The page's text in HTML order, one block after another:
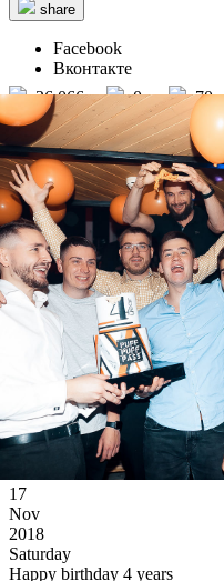
share
Facebook
Вконтакте
26 066
0
70
12
Puff Puff Pass Hookah Bar /
17
Nov
2018
Saturday
Happy birthday 4 years